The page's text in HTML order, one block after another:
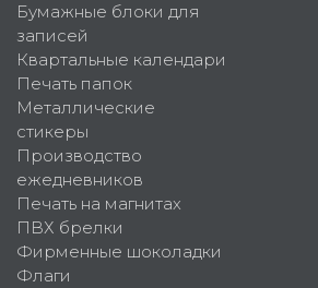
Бумажные блоки для
записей
Квартальные календари
Печать папок
Металлические
стикеры
Производство
ежедневников
Печать на магнитах
ПВХ брелки
Фирменные шоколадки
Флаги